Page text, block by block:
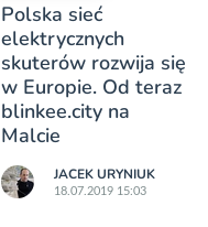
Polska sieć
elektrycznych
skuterów rozwija się
w Europie. Od teraz
blinkee.city na
Malcie
JACEK URYNIUK
18.07.2019 15:03